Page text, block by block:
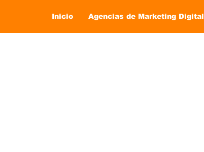
Inicio Agencias de Marketing Digital